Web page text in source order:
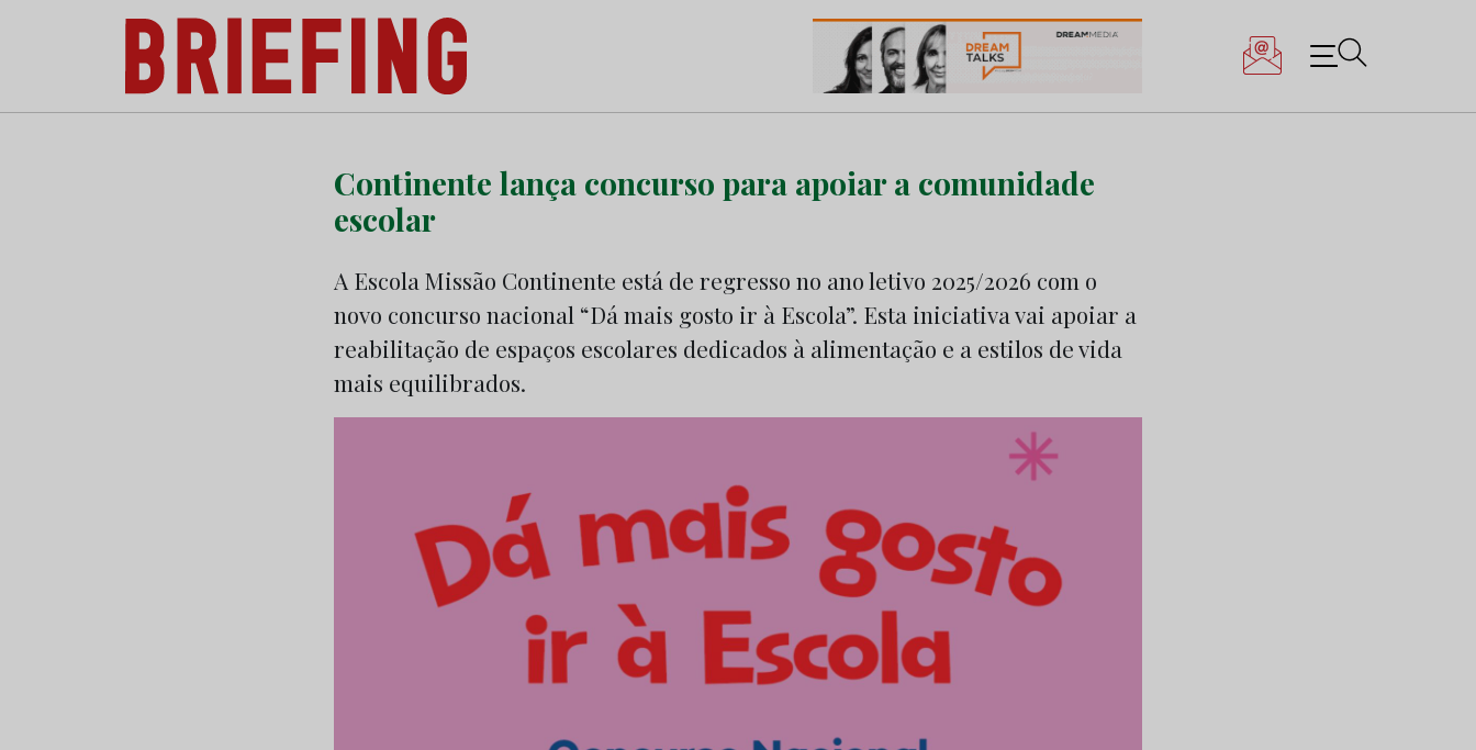
Briefing: Todas as notícias sobre os negócios do Marketing e da Publicidade
Continente lança concurso para apoiar a comunidade
escolar
A Escola Missão Continente está de regresso no ano letivo 2025/2026 com o
novo concurso nacional “Dá mais gosto ir à Escola”. Esta iniciativa vai apoiar a
reabilitação de espaços escolares dedicados à alimentação e a estilos de vida
mais equilibrados.